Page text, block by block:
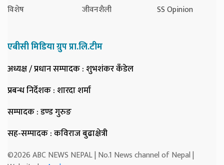
विशेष
जीवनशैली
SS Opinion
एबीसी मिडिया ग्रुप प्रा.लि.टीम
अध्यक्ष / प्रधान सम्पादक: शुभशंकर कँडेल
प्रबन्ध निर्देशक: शारदा शर्मा
सम्पादक: डण्ड गुरुङ
सह-सम्पादक: कविराज बुढाक्षेत्री
©2026 ABC NEWS NEPAL | No.1 News channel of Nepal |